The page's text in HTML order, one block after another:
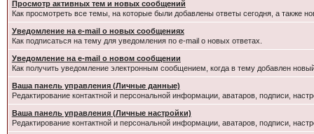
Просмотр активных тем и новых сообщений
Как просмотреть все темы, на которые были добавлены ответы сегодня, а также
Уведомление на e-mail о новых сообщениях
Как подписаться на тему для уведомления по e-mail о новых ответах.
Уведомление на е-mail о новом сообщении
Как получить уведомление электронным сообщением, когда в тему добавлен
Ваша панель управления (Личные данные)
Редактирование контактной и персональной информации, аватаров, подписи,
Ваша панель управления (Личные настройки)
Редактирование контактной и персональной информации, аватаров, подписи,